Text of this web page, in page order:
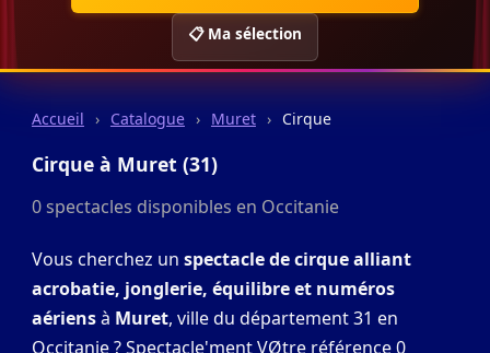
📋 Ma sélection
Accueil › Catalogue › Muret › Cirque
Cirque à Muret (31)
0 spectacles disponibles en Occitanie
Vous cherchez un spectacle de cirque alliant
acrobatie, jonglerie, équilibre et numéros
aériensà Muret, ville du département 31 en
Occitanie ? Spectacle'ment VØtre référence 0